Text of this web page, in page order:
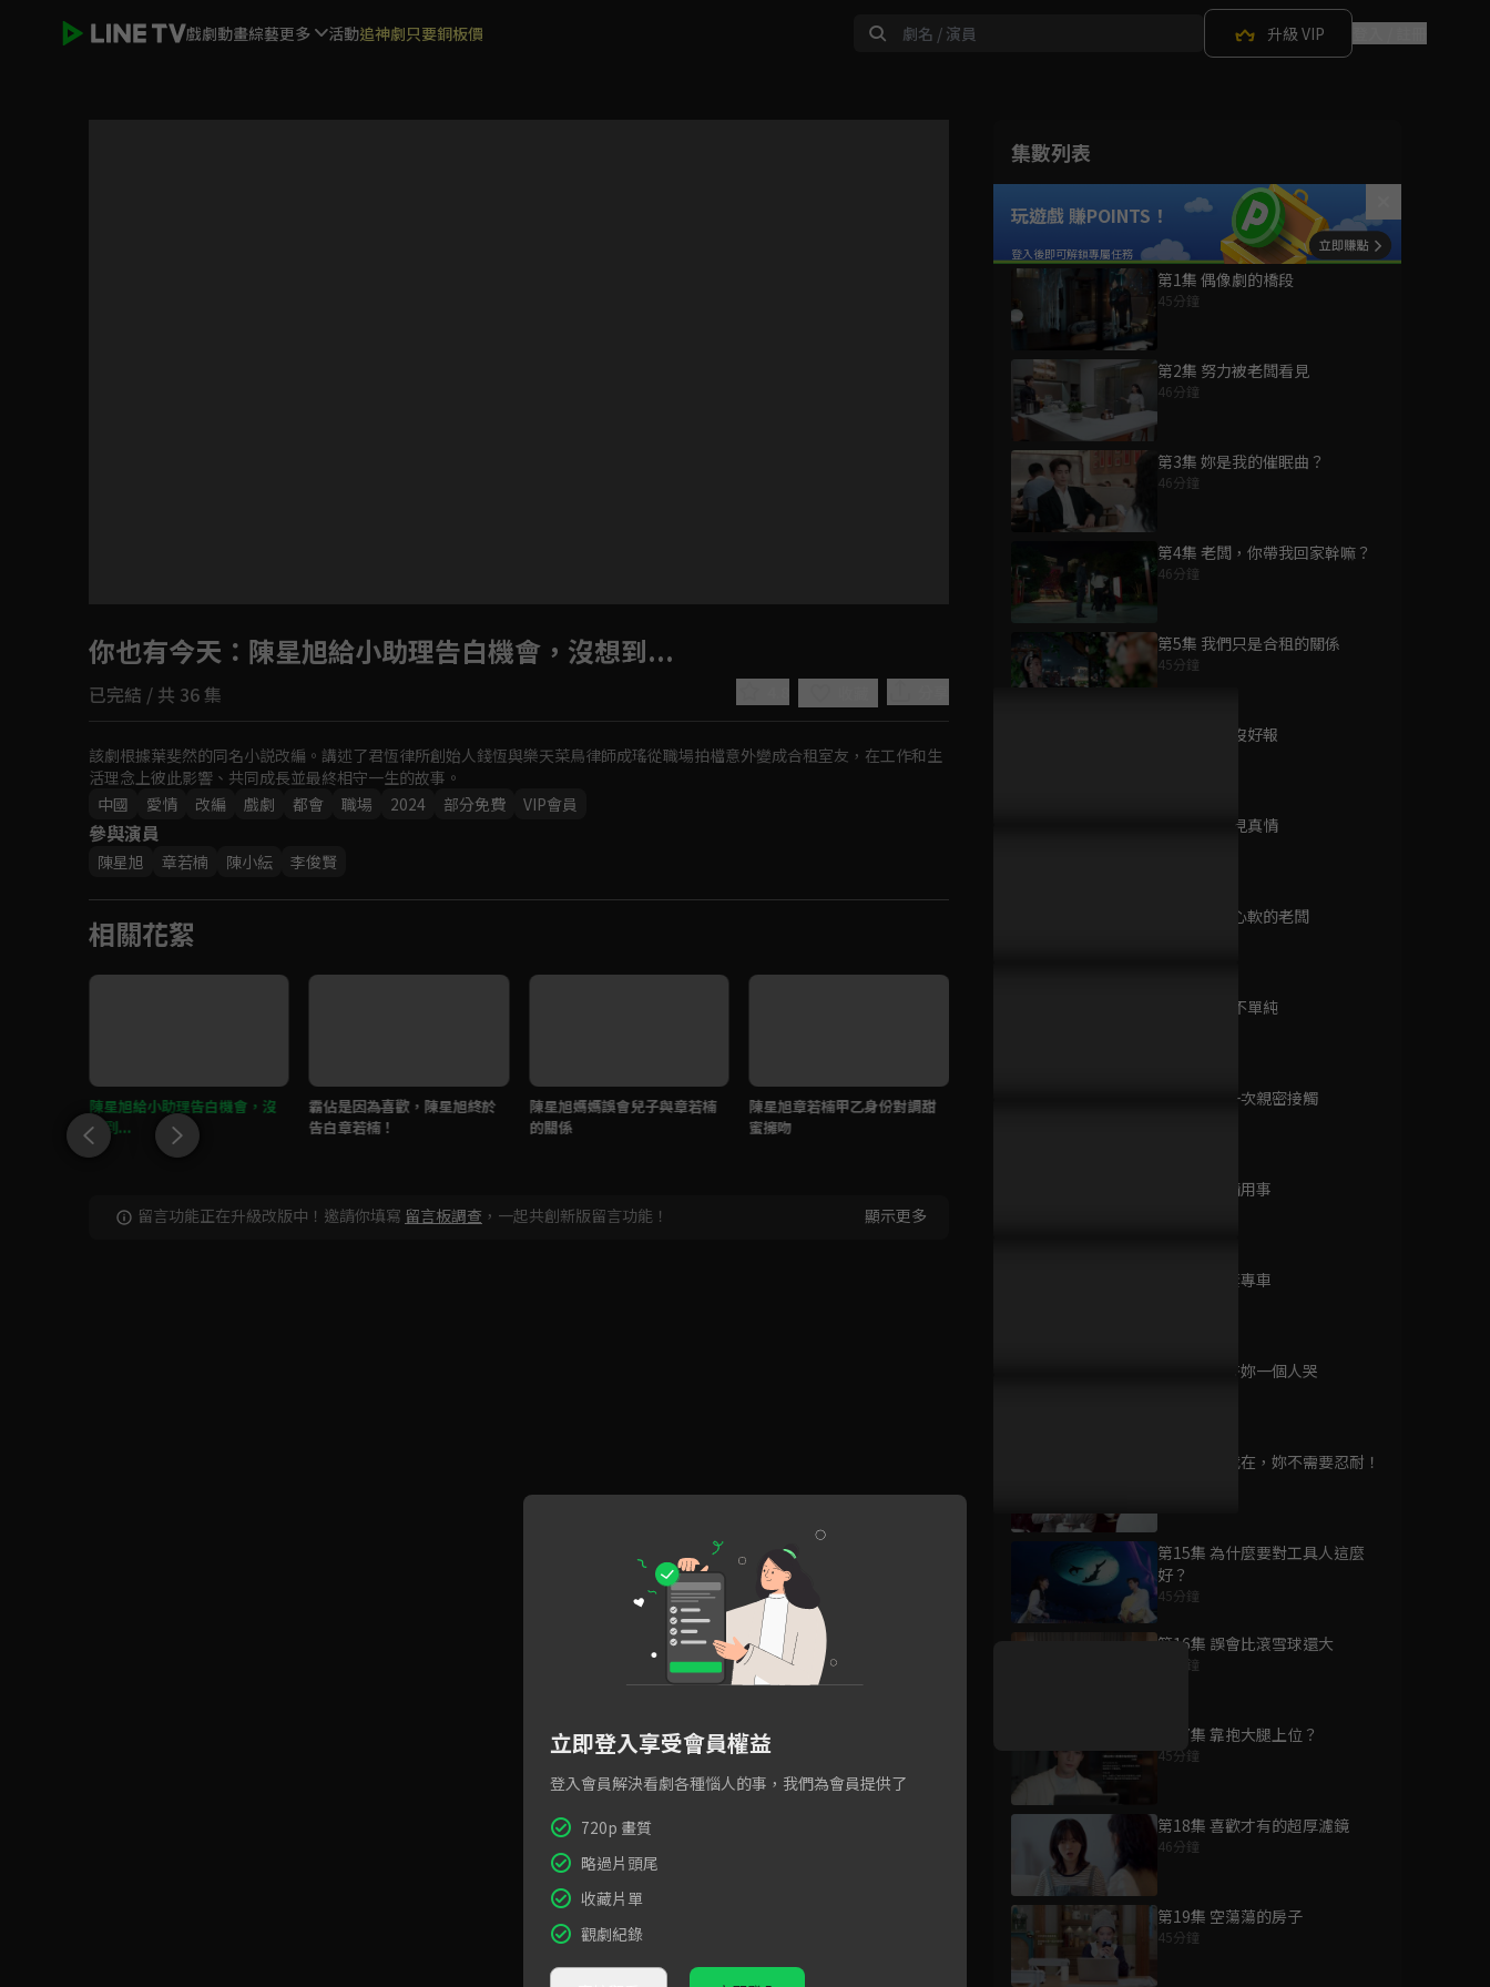
戲劇動畫綜藝更多 活動追神劇只要銅板價 升級 VIP
集數列表
玩遊戲 賺POINTS！
第1集 偶像劇的橋段
45分鐘
第2集 努力被老闆看見
46分鐘
第3集 妳是我的催眠曲？
46分鐘
第4集 老闆，你帶我回家幹嘛？
46分鐘
第5集 我們只是合租的關係
45分鐘
第6集 好心沒好報
第7集 患難見真情
第8集 嘴硬心軟的老闆
第9集 案情不單純
第10集 第一次親密接觸
第11集 感情用事
第12集 追妻專車
第13集 不許妳一個人哭
第14集 有我在，妳不需要忍耐！
第15集 為什麼要對工具人這麼
好？
45分鐘
第16集 誤會比滾雪球還大
45分鐘
第17集 靠抱大腿上位？
45分鐘
第18集 喜歡才有的超厚濾鏡
46分鐘
第19集 空蕩蕩的房子
45分鐘
你也有今天 ：陳星旭給小助理告白機會，沒想到...
已完結 / 共 36 集
該劇根據葉斐然的同名小説改編。講述了君恆律所創始人錢恆與樂天菜鳥律師成瑤從職場拍檔意外變成合租室友，在工作和生
活理念上彼此影響、共同成長並最終相守一生的故事。
中國
愛情 改編 戲劇 都會 職場 2024 部分免費 VIP會員
參與演員
陳星旭 章若楠 陳小紜 李俊賢
相關花絮
陳星旭給小助理告白機會，沒
想到...
霸佔是因為喜歡，陳星旭終於
告白章若楠！
陳星旭媽媽誤會兒子與章若楠
的關係
陳星旭章若楠甲乙身份對調甜
蜜擁吻
有我在你不需要忍耐！陳星旭
留言功能正在升級改版中！邀請你填寫 留言板調查 ，一起共創新版留言功能！ 顯示更多
為您推薦
私藏浪漫
已完結 / 共 24 集
當星光墜入花海
姐
瘋狂美墨富豪
好康資訊
7/21-8/20，盛夏追劇祭
7月21日-8月20日
立即登入享受會員權益
登入會員解決看劇各種惱人的事，我們為會員提供了
720p 畫質
略過片頭尾
收藏片單
觀劇紀錄